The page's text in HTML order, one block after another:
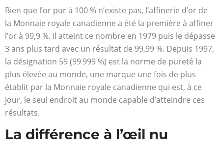
Bien que l’or pur à 100 % n’existe pas, l’affinerie d’or de
la Monnaie royale canadienne a été la première à affiner
l’or à 99,9 %. Il atteint ce nombre en 1979 puis le dépasse
3 ans plus tard avec un résultat de 99,99 %. Depuis 1997,
la désignation 59 (99 999 %) est la norme de pureté la
plus élevée au monde, une marque une fois de plus
établit par la Monnaie royale canadienne qui est, à ce
jour, le seul endroit au monde capable d’atteindre ces
résultats.
La différence à l’œil nu